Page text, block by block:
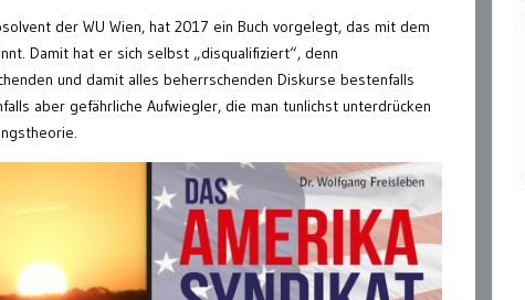
der WU Wien, hat 2017 ein Buch vorgelegt, das mit dem
Damit hat er sich selbst „disqualifiziert“, denn
und damit alles beherrschenden Diskurse bestenfalls
aber gefährliche Aufwiegler, die man tunlichst unterdrücken